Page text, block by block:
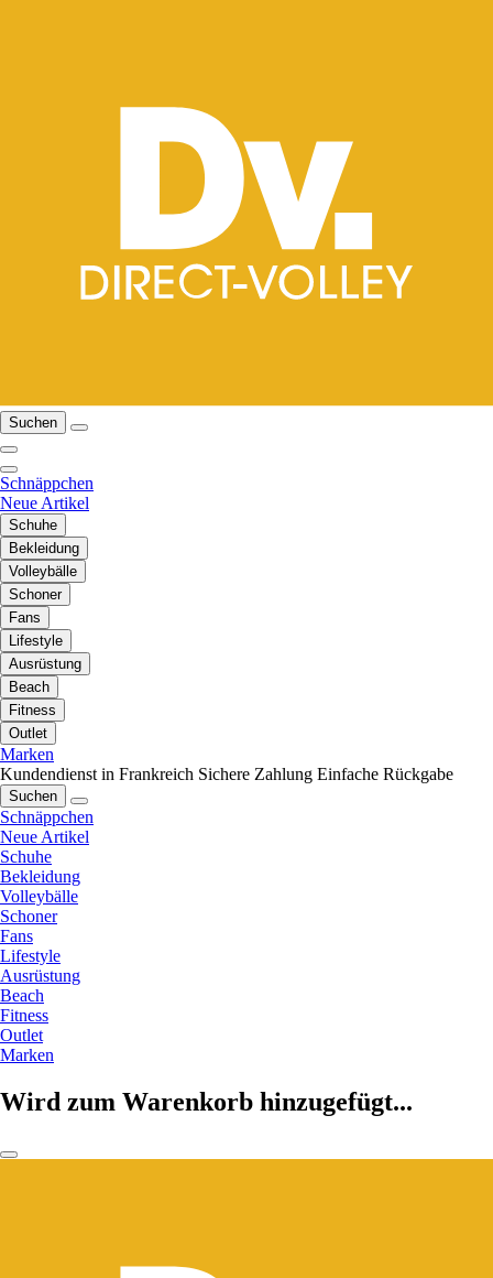
Suchen
Schnäppchen
Neue Artikel
Schuhe
Bekleidung
Volleybälle
Schoner
Fans
Lifestyle
Ausrüstung
Beach
Fitness
Outlet
Marken
Kundendienst in Frankreich Sichere Zahlung Einfache Rückgabe
Suchen
Schnäppchen
Neue Artikel
Schuhe
Bekleidung
Volleybälle
Schoner
Fans
Lifestyle
Ausrüstung
Beach
Fitness
Outlet
Marken
Wird zum Warenkorb hinzugefügt...